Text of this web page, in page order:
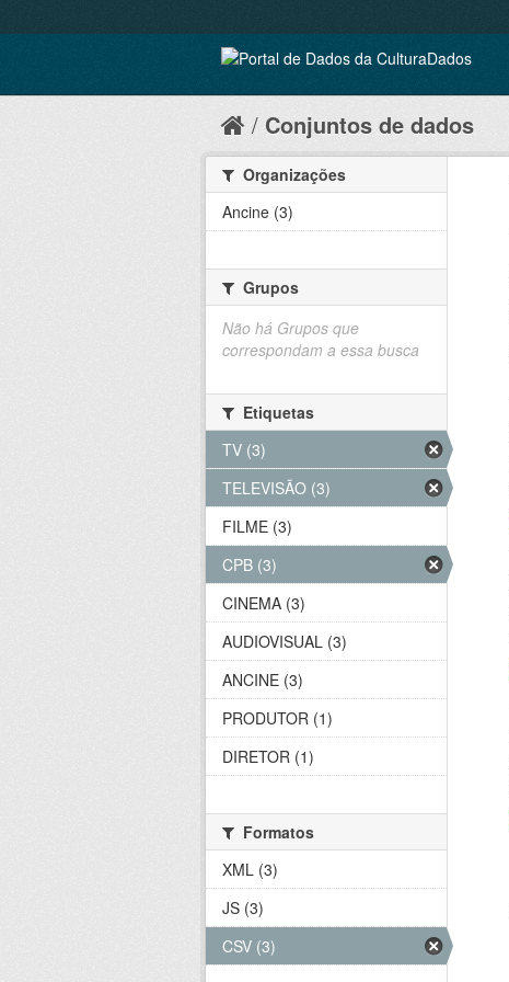
Conjuntos de dados
Organizações
Ancine (3)
Grupos
Não há Grupos que
correspondam a essa busca
Etiquetas
TV (3)
TELEVISÃO (3)
FILME (3)
CPB (3)
CINEMA (3)
AUDIOVISUAL (3)
ANCINE (3)
PRODUTOR (1)
DIRETOR (1)
Formatos
XML (3)
JS (3)
CSV (3)